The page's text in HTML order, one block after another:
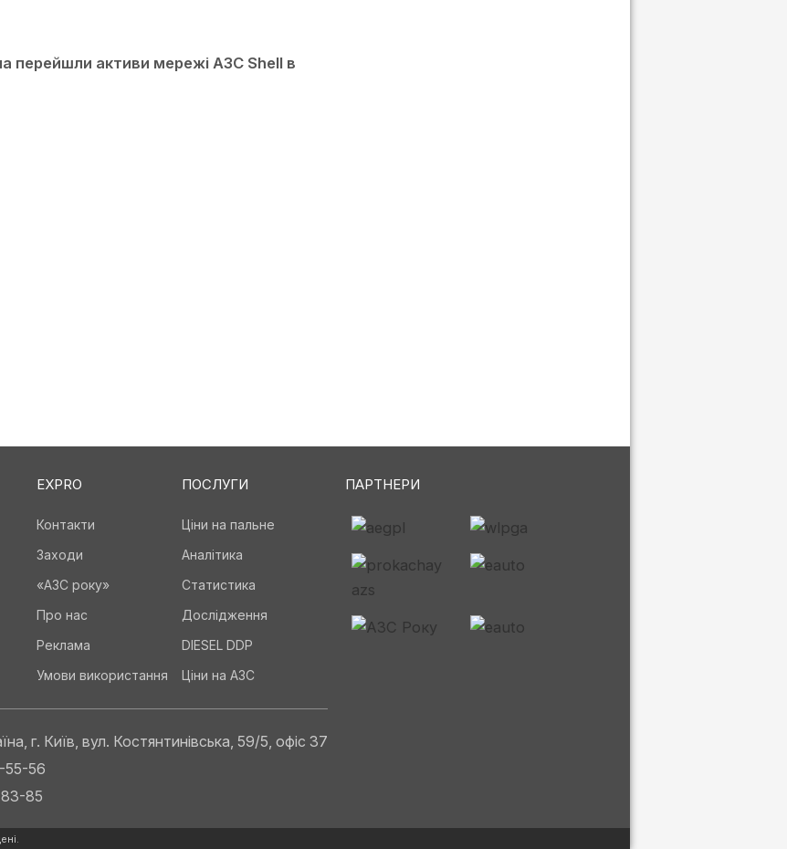
перейшли активи мережі АЗС Shell в
EXPRO
Контакти
Заходи
«АЗС року»
Про нас
Реклама
Умови використання
ПОСЛУГИ
Ціни на пальне
Аналітика
Статистика
Дослідження
DIESEL DDP
Ціни на АЗС
г. Київ, вул. Костянтинівська, 59/5, офіс 37
55-56
85
ПАРТНЕРИ